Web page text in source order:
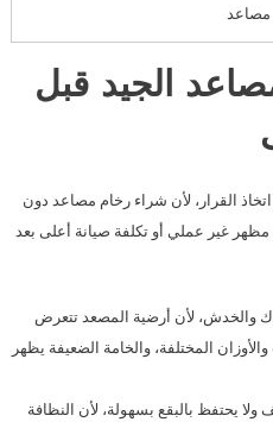
مصاعد
الجيد قبل
القرار، لأن شراء رخام مصاعد دون
غير عملي أو تكلفة صيانة أعلى بعد
والخدش، لأن أرضية المصعد تتعرض
المختلفة، والخامة الضعيفة يظهر
يحتفظ بالبقع بسهولة، لأن النظافة